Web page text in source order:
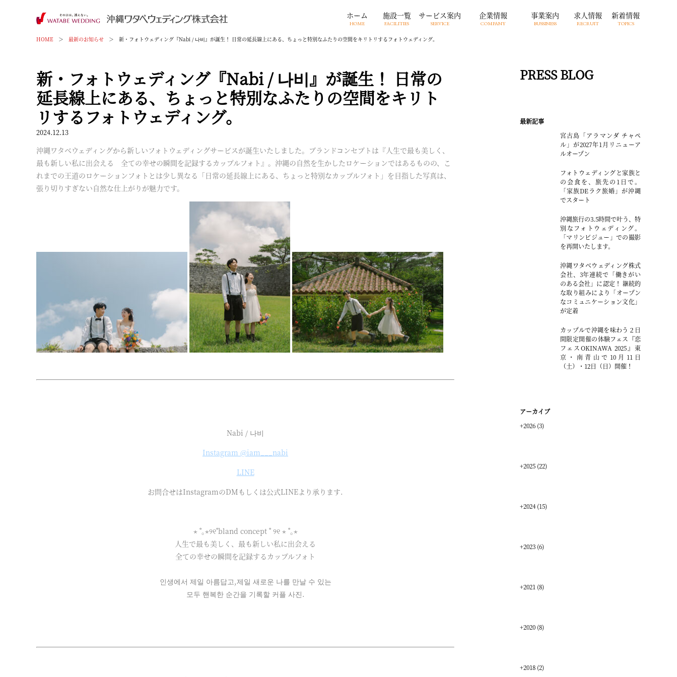
ホーム
HOME
施設一覧
FACILITIES
サービス案内
SERVICE
企業情報
COMPANY
事業案内
BUSSINESS
求人情報
RECRUIT
新着情報
TOPICS
HOME ＞ 最新のお知らせ ＞ 新・フォトウェディング『Nabi / 나비』が誕生！ 日常の延長線上にある、ちょっと特別なふたりの空間をキリトリするフォトウェディング。
新・フォトウェディング『Nabi / 나비』が誕生！ 日常の
延長線上にある、ちょっと特別なふたりの空間をキリト
リするフォトウェディング。
2024.12.13
沖縄ワタベウェディングから新しいフォトウェディングサービスが誕生いたしました。ブランドコンセプトは『人生で最も美しく、
最も新しい私に出会える 全ての幸せの瞬間を記録するカップルフォト』。沖縄の自然を生かしたロケーションではあるものの、こ
れまでの王道のロケーションフォトとは少し異なる「日常の延長線上にある、ちょっと特別なカップルフォト」を目指した写真は、
張り切りすぎない自然な仕上がりが魅力です。
Nabi / 나비
Instagram @iam___nabi
LINE
お問合せはInstagramのDMもしくは公式LINEより承ります.
⋆ ˚｡⋆୨୧˚bland concept ˚ ୨୧ ⋆ ˚｡⋆
人生で最も美しく、最も新しい私に出会える
全ての幸せの瞬間を記録するカップルフォト
인생에서 제일 아름답고,제일 새로운 나를 만날 수 있는
모두 핸복한 순간을 기록할 커플 사진.
PRESS BLOG
最新記事
宮古島「アラマンダ チャペ
ル」が2027年1月リニューア
ルオープン
フォトウェディングと家族と
の会食を、旅先の1日で。
「家族DEラク旅婚」が沖縄
でスタート
沖縄旅行の3.5時間で叶う、特
別なフォトウェディング。
「マリンビジュー」での撮影
を再開いたします。
沖縄ワタベウェディング株式
会社、3年連続で「働きがい
のある会社」に認定！ 継続的
な取り組みにより「オープン
なコミュニケーション文化」
が定着
カップルで沖縄を味わう２日
間限定開催の体験フェス『恋
フェスOKINAWA 2025』東
京・南青山で10月11日
（土）・12日（日）開催！
アーカイブ
+2026 (3)
+2025 (22)
+2024(15)
+2023 (6)
+2021 (8)
+2020 (8)
+2018 (2)